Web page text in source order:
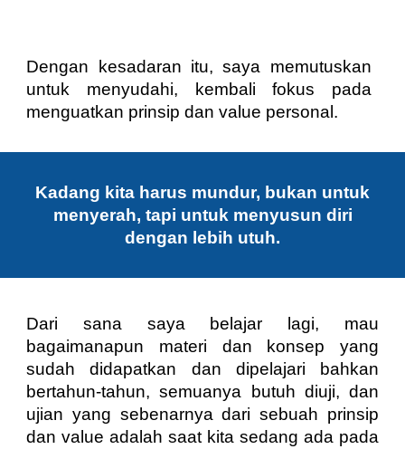
Dengan kesadaran itu, saya memutuskan
untuk menyudahi, kembali fokus pada
menguatkan prinsip dan value personal.
Kadang kita harus mundur, bukan untuk
menyerah, tapi untuk menyusun diri
dengan lebih utuh.
Dari sana saya belajar lagi, mau
bagaimanapun materi dan konsep yang
sudah didapatkan dan dipelajari bahkan
bertahun-tahun, semuanya butuh diuji, dan
ujian yang sebenarnya dari sebuah prinsip
dan value adalah saat kita sedang ada pada